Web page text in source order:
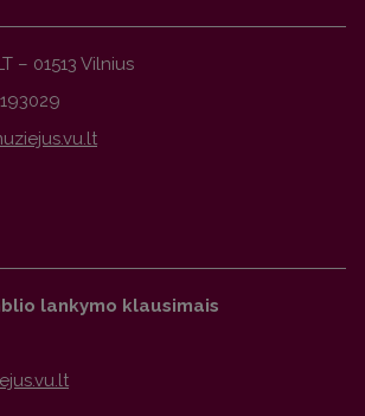
– 01513 Vilnius
lankymo klausimais